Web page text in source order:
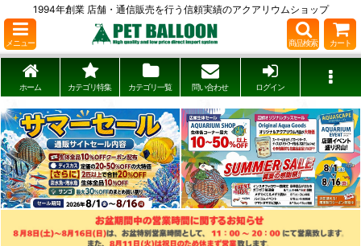
1994年創業 店舗・通信販売を行う信頼実績のアクアリウムショップ
メニュー 商品検索 カート
ホーム カテゴリ特集 カテゴリ一覧 問い合わせ ログイン